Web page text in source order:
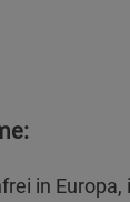
in Europa,